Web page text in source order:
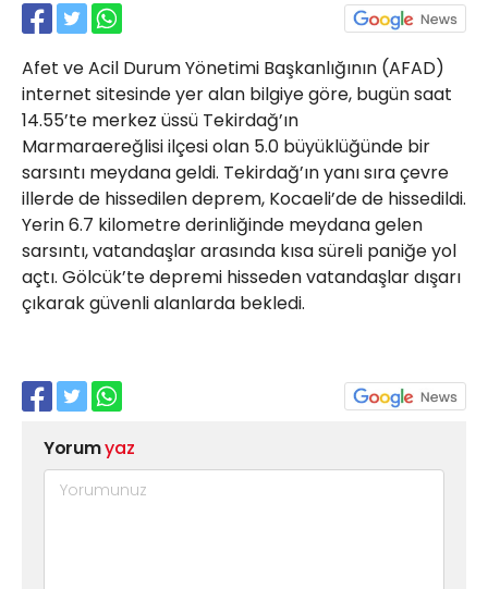
Afet ve Acil Durum Yönetimi Başkanlığının (AFAD)
internet sitesinde yer alan bilgiye göre, bugün saat
14.55’te merkez üssü Tekirdağ’ın
Marmaraereğlisi ilçesi olan 5.0 büyüklüğünde bir
sarsıntı meydana geldi. Tekirdağ’ın yanı sıra çevre
illerde de hissedilen deprem, Kocaeli’de de hissedildi.
Yerin 6.7 kilometre derinliğinde meydana gelen
sarsıntı, vatandaşlar arasında kısa süreli paniğe yol
açtı. Gölcük’te depremi hisseden vatandaşlar dışarı
çıkarak güvenli alanlarda bekledi.
Yorumyaz
02624132333
haber@golcukpostasi.com